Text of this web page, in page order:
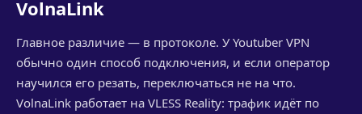
VolnaLink
Главное различие — в протоколе. У Youtuber VPN
обычно один способ подключения, и если оператор
научился его резать, переключаться не на что.
VolnaLink работает на VLESS Reality: трафик идёт по